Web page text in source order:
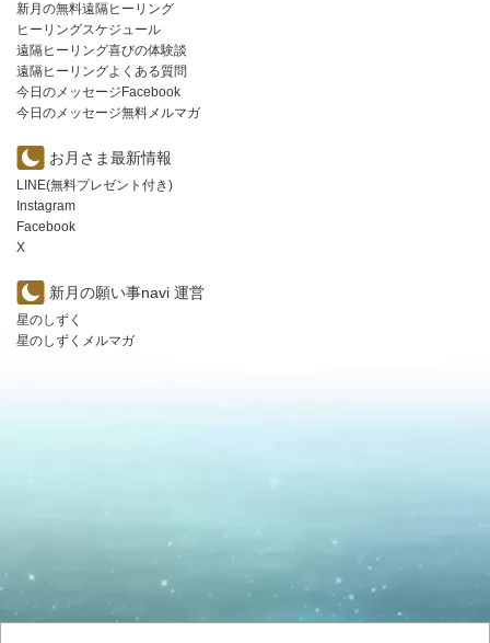
新月の無料遠隔ヒーリング
ヒーリングスケジュール
遠隔ヒーリング喜びの体験談
遠隔ヒーリングよくある質問
今日のメッセージFacebook
今日のメッセージ無料メルマガ
お月さま最新情報
LINE(無料プレゼント付き)
Instagram
Facebook
X
新月の願い事navi 運営
星のしずく
星のしずくメルマガ